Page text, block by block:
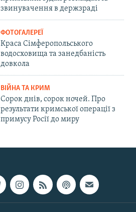
звинувачення в держзраді
ФОТОГАЛЕРЕЇ
Краса Сімферопольського
водосховища та занедбаність
довкола
ВІЙНА ТА КРИМ
Сорок днів, сорок ночей. Про
результати кримської операції з
примусу Росії до миру